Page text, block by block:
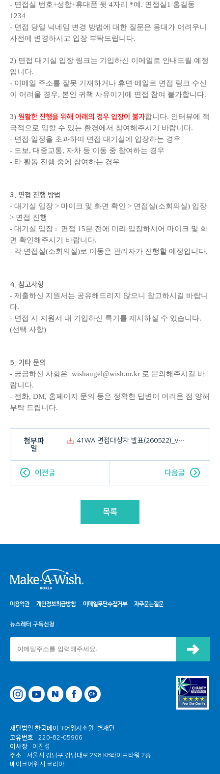
- 면접실 번호+성함+휴대폰 뒷 4자리 *예. 면접실1 홍길동
1234
- 면접 당일 닉네임 변경 방법에 대한 질문은 응대가 어려우니
사전에 변경하시고 입장 부탁드립니다.
2) 면접 대기실 입장 링크는 기입하신 이메일로 안내드릴 예정
입니다.
- 이메일 주소를 잘못 기재하거나 휴면 메일로 면접 링크 수신
이 어려울 경우, 본인 귀책 사유이기에 면접 참여 불가합니다.
3) 원활한 진행을 위해 아래의 경우 입장이 불가합니다. 인터뷰에 적
극적으로 임할 수 있는 환경에서 참여해주시기 바랍니다.
- 면접 일정을 초과하여 면접 대기실에 입장하는 경우
- 도보, 대중교통, 자차 등 이동 중 참여하는 경우
- 타 활동 진행 중에 참여하는 경우
3. 면접 진행 방법
- 대기실 입장 > 마이크 및 화면 확인 > 면접실(소회의실) 입장
> 면접 진행
- 대기실 입장 : 면접 15분 전에 미리 입장하시어 마이크 및 화
면 확인해주시기 바랍니다.
- 각 면접실(소회의실)로 이동은 관리자가 진행할 예정입니다.
4. 참고사항
- 제출하신 지원서는 공유해드리지 않으니 참고하시길 바랍니
다.
- 면접 시 지원서 내 기입하신 특기를 제시하실 수 있습니다.
(선택 사항)
5. 기타 문의
- 궁금하신 사항은 wishangel@wish.or.kr 로 문의해주시길 바
랍니다.
- 전화, DM, 홈페이지 문의 등은 정확한 답변이 어려운 점 양해
부탁 드립니다.
첨부파
일
41WA 면접대상자 발표(260522)_ver.2.pdf
이전글 다음글
목록
이용약관 개인정보취급방침 이메일무단수집거부 자주묻는질문
뉴스레터 구독신청
이버페이스북카카오톡 채널
재단법인 한국메이크어위시소원. 별재단
고유번호
220-82-05906
이사장
이진성
주소
서울시 강남구 강남대로 298 KB라이프타워 2층
메이크어위시 코리아